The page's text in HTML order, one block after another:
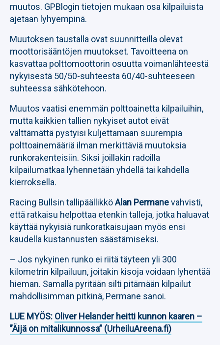
muutos. GPBlogin tietojen mukaan osa kilpailuista
ajetaan lyhyempinä.
Muutoksen taustalla ovat suunnitteilla olevat
moottorisääntöjen muutokset. Tavoitteena on
kasvattaa polttomoottorin osuutta voimanlähteestä
nykyisestä 50/50-suhteesta 60/40-suhteeseen
suhteessa sähkötehoon.
Muutos vaatisi enemmän polttoainetta kilpailuihin,
mutta kaikkien tallien nykyiset autot eivät
välttämättä pystyisi kuljettamaan suurempia
polttoainemääriä ilman merkittäviä muutoksia
runkorakenteisiin. Siksi joillakin radoilla
kilpailumatkaa lyhennetään yhdellä tai kahdella
kierroksella.
Racing Bullsin tallipäällikköAlan Permanevahvisti,
että ratkaisu helpottaa etenkin talleja, jotka haluavat
käyttää nykyisiä runkoratkaisujaan myös ensi
kaudella kustannusten säästämiseksi.
– Jos nykyinen runko ei riitä täyteen yli 300
kilometrin kilpailuun, joitakin kisoja voidaan lyhentää
hieman. Samalla pyritään silti pitämään kilpailut
mahdollisimman pitkinä, Permane sanoi.
LUE MYÖS: Oliver Helander heitti kunnon kaaren –
”Äijä on mitalikunnossa” (UrheiluAreena.fi)